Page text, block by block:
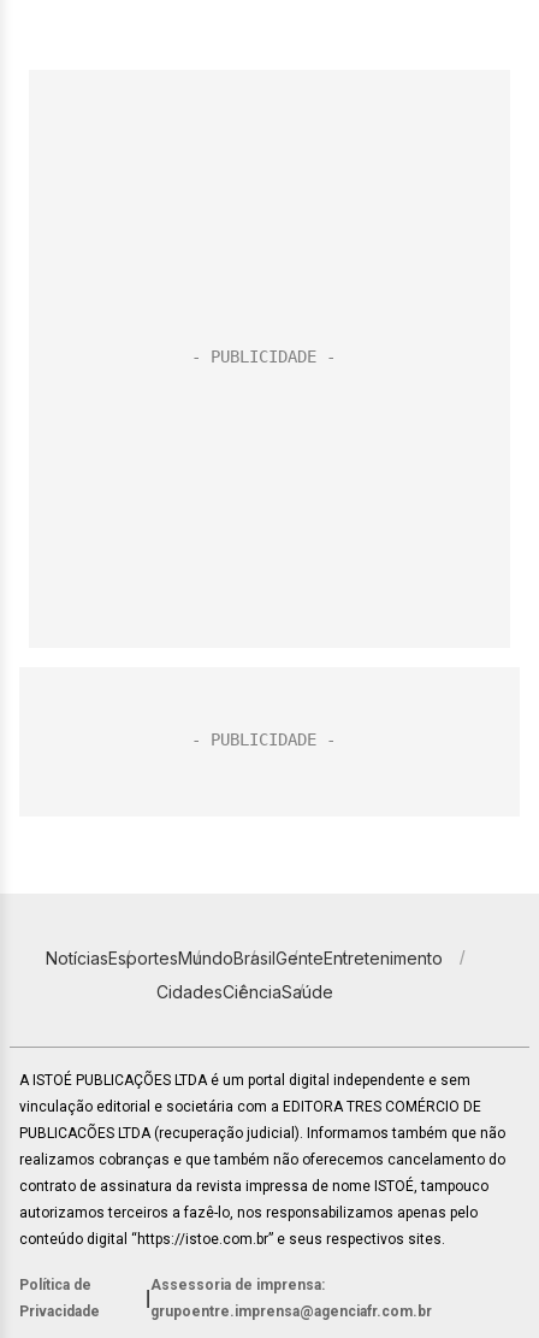
NotíciasEsportesMundoBrasilGenteEntretenimento
CidadesCiênciaSaúde
A ISTOÉ PUBLICAÇÕES LTDA é um portal digital independente e sem
vinculação editorial e societária com a EDITORA TRES COMÉRCIO DE
PUBLICACÕES LTDA (recuperação judicial). Informamos também que não
realizamos cobranças e que também não oferecemos cancelamento do
contrato de assinatura da revista impressa de nome ISTOÉ, tampouco
autorizamos terceiros a fazê-lo, nos responsabilizamos apenas pelo
conteúdo digital “https://istoe.com.br” e seus respectivos sites.
Política de
Privacidade
Assessoria de imprensa:
grupoentre.imprensa@agenciafr.com.br